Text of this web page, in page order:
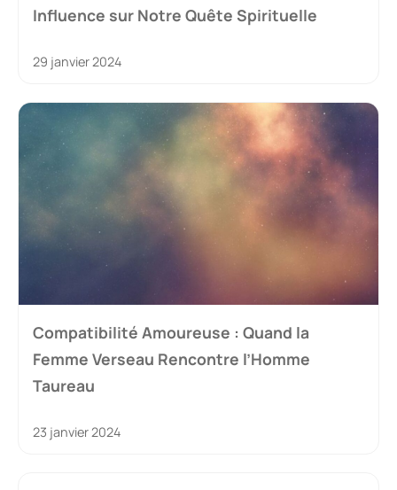
Influence sur Notre Quête Spirituelle
29 janvier 2024
Compatibilité Amoureuse : Quand la
Femme Verseau Rencontre l’Homme
Taureau
23 janvier 2024